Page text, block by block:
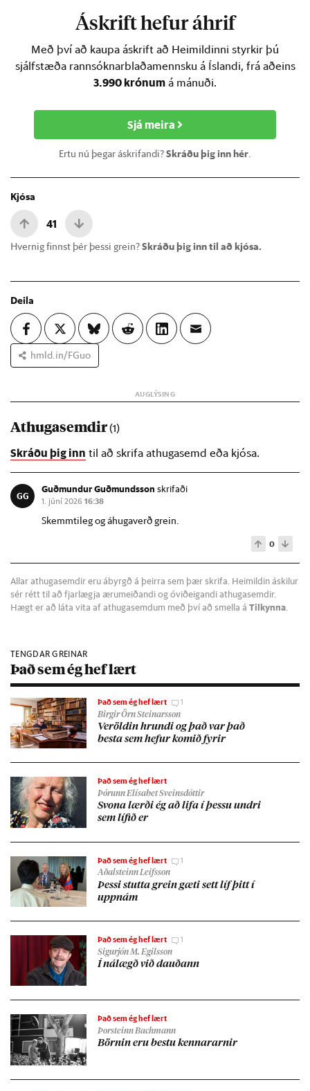
Áskrift hefur áhrif
Með því að kaupa áskrift að Heimildinni styrkir þú
sjálfstæða rannsóknarblaðamennsku á Íslandi, frá aðeins
3.990 krónum á mánuði.
Sjá meira
Ertu nú þegar áskrifandi?Skráðu þig inn hér.
Kjósa
41
Hvernig finnst þér þessi grein?Skráðu þig inn til að kjósa.
Deila
hmld.in/FGuo
Athugasemdir(1)
Skráðu þig inn til að skrifa athugasemd eða kjósa.
GG
Guðmundur Guðmundsson skrifaði
1. júní 2026 16:38
Skemmtileg og áhugaverð grein.
0
Allar athugasemdir eru ábyrgð á þeirra sem þær skrifa. Heimildin áskilur
sér rétt til að fjarlægja ærumeiðandi og óviðeigandi athugasemdir.
Hægt er að láta vita af athugasemdum með því að smella á Tilkynna
TENGDAR GREINAR
Það sem ég hef lært
Það sem ég hef lært 1
Birgir Örn Steinarsson
Ver­öld­in hrundi og það var það
besta sem hef­ur kom­ið fyr­ir
Það sem ég hef lært
Þórunn Elísabet Sveinsdóttir
Svona lærði ég að lifa í þessu undri
sem líf­ið er
Það sem ég hef lært 1
Aðalsteinn Leifsson
Þessi stutta grein gæti sett líf þitt í
upp­nám
Það sem ég hef lært 1
Sigurjón M. Egilsson
Í ná­lægð við dauð­ann
Það sem ég hef lært
Þorsteinn Bachmann
Börn­in eru bestu kenn­ar­arn­ir